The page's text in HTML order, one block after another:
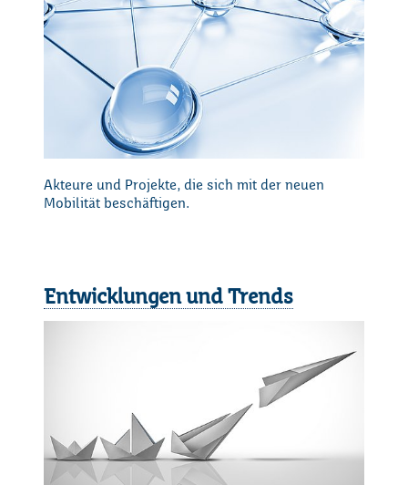
Akteure und Projekte, die sich mit der neuen
Mobilität beschäftigen.
Entwicklungen und Trends
Loading...